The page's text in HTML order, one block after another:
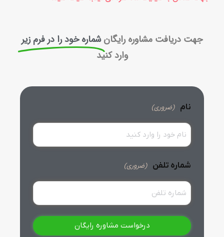
جهت دریافت مشاوره رایگان شماره خود را در فرم زیر
وارد کنید
نام (ضروری)
شماره تلفن (ضروری)